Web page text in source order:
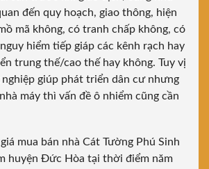
đến quy hoạch, giao thông, hiện
mã không, có tranh chấp không, có
hiểm tiếp giáp các kênh rạch hay
trung thế/cao thế hay không. Tuy vị
giúp phát triển dân cư nhưng
máy thì vấn đề ô nhiểm cũng cần
mua bán nhà Cát Tường Phú Sinh
huyện Đức Hòa tại thời điểm năm